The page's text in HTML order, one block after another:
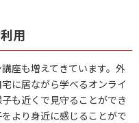
用
座も増えてきています。外
に居ながら学べるオンライ
も近くで見守ることができ
より身近に感じることがで